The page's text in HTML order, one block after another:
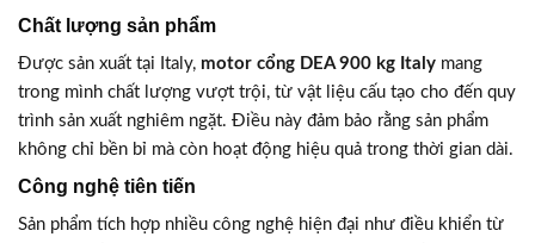
Chất lượng sản phẩm
Được sản xuất tại Italy, motor cổng DEA 900 kg Italy mang
trong mình chất lượng vượt trội, từ vật liệu cấu tạo cho đến quy
trình sản xuất nghiêm ngặt. Điều này đảm bảo rằng sản phẩm
không chỉ bền bỉ mà còn hoạt động hiệu quả trong thời gian dài.
Công nghệ tiên tiến
Sản phẩm tích hợp nhiều công nghệ hiện đại như điều khiển từ